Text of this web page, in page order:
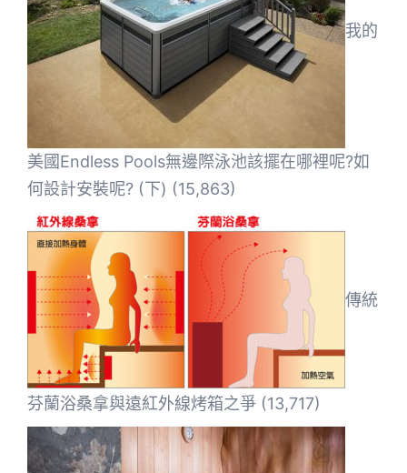
我的
美國Endless Pools無邊際泳池該擺在哪裡呢?如
何設計安裝呢? (下) (15,863)
傳統
芬蘭浴桑拿與遠紅外線烤箱之爭 (13,717)